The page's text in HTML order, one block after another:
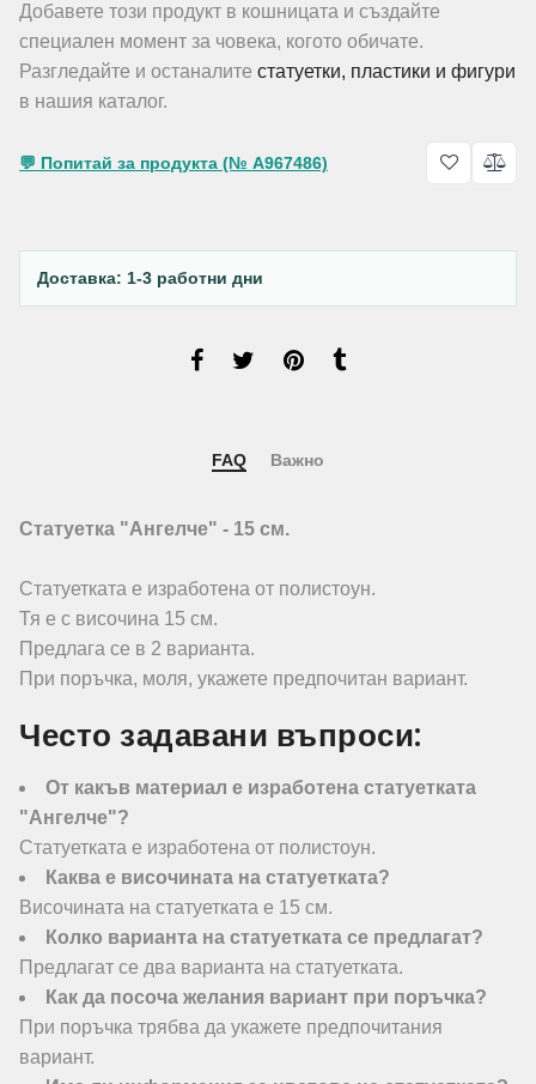
Добавете този продукт в кошницата и създайте
специален момент за човека, когото обичате.
Разгледайте и останалите статуетки, пластики и фигури
в нашия каталог.
💬 Попитай за продукта (№ A967486)
Доставка: 1-3 работни дни
FAQ Важно
Статуетка "Ангелче" - 15 см.
Статуетката е изработена от полистоун.
Тя е с височина 15 см.
Предлага се в 2 варианта.
При поръчка, моля, укажете предпочитан вариант.
Често задавани въпроси:
От какъв материал е изработена статуетката
"Ангелче"?
Статуетката е изработена от полистоун.
Каква е височината на статуетката?
Височината на статуетката е 15 см.
Колко варианта на статуетката се предлагат?
Предлагат се два варианта на статуетката.
Как да посоча желания вариант при поръчка?
При поръчка трябва да укажете предпочитания
вариант.